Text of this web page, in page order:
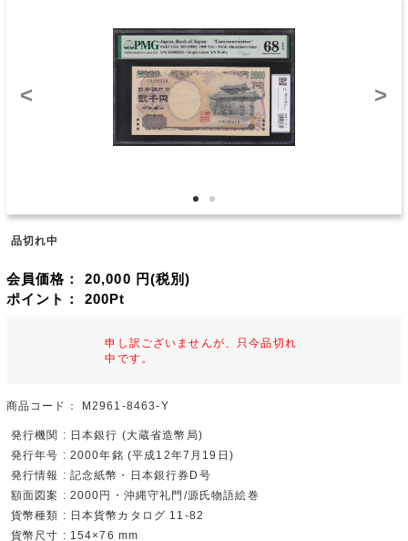
< >
品切れ中
会員価格： 20,000 円(税別)
ポイント： 200Pt
申し訳ございませんが、只今品切れ
中です。
商品コード： M2961-8463-Y
発行機関 : 日本銀行 (大蔵省造幣局)
発行年号 : 2000年銘 (平成12年7月19日)
発行情報 : 記念紙幣・日本銀行券D号
額面図案 : 2000円・沖縄守礼門/源氏物語絵巻
貨幣種類 : 日本貨幣カタログ 11-82
貨幣尺寸 : 154×76 mm